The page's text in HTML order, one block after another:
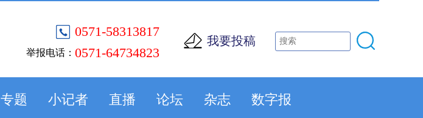
0571-58313817
举报电话： 0571-64734823
我要投稿
专题 小记者 直播 论坛 杂志 数字报